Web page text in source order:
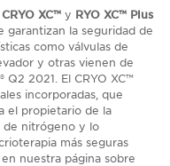
CRYO XC™y RYO XC™ Plus
garantizan la seguridad de
como válvulas de
y otras vienen de
Q2 2021. El CRYO XC™
incorporadas, que
el propietario de la
de nitrógeno y lo
más seguras
nuestra página sobre